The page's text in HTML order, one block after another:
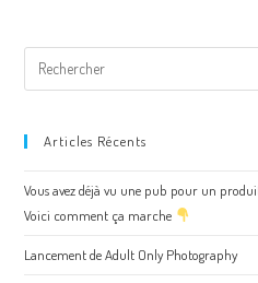
Articles Récents
Vous avez déjà vu une pub pour un
Voici comment ça marche
Lancement de Adult Only Photography